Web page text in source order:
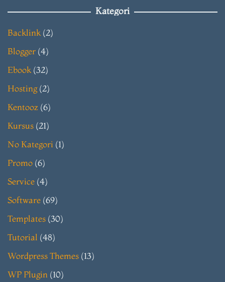
Kategori
Backlink (2)
Blogger (4)
Ebook (32)
Hosting(2)
Kentooz (6)
Kursus (21)
No Kategori (1)
Promo (6)
Service (4)
Software (69)
Templates (30)
Tutorial (48)
Wordpress Themes (13)
WP Plugin (10)